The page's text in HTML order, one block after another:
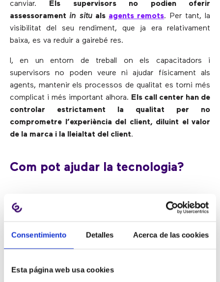
Consentimiento Detalles Acerca de las cookies
Esta página web usa cookies
canviar.
Els supervisors no podien oferir
assessorament in situals agents remots. Per tant, la
visibilitat del seu rendiment, que ja era relativament
baixa, es va reduir a gairebé res.
I, en un entorn de treball on els capacitadors i
supervisors no poden veure ni ajudar físicament als
agents, mantenir els processos de qualitat es torni més
complicat i més important alhora. Els call center han de
controlar estrictament la qualitat per no
comprometre l’experiència del client, diluint el valor
de la marca i la lleialtat del client.
Com pot ajudar la tecnologia?
La solució és utilitzar tecnologia intel·ligent per omplir
aquests buits i oferir un procés de qualitat que analitzi
tecnologies que poden ajudar a gestionar i millorar
els processos de qualitat als contact center